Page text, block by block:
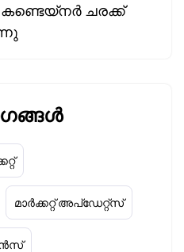
കണ്ടെയ്‌നർ ചരക്ക്
മാർക്കറ്റ് അപ്‌ഡേറ്റ്സ്